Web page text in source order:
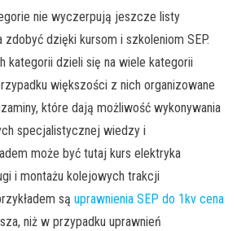
nie wyczerpują jeszcze listy
zdobyć dzięki kursom i szkoleniom SEP.
kategorii dzieli się na wiele kategorii
większości z nich organizowane
które dają możliwość wykonywania
specjalistycznej wiedzy i
może być tutaj kurs elektryka
i montażu kolejowych trakcji
są uprawnienia SEP do 1kv cena
niż w przypadku uprawnień